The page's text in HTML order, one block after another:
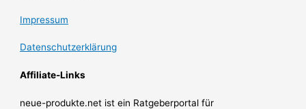
Impressum
Datenschutzerklärung
Affiliate-Links
neue-produkte.net ist ein Ratgeberportal für